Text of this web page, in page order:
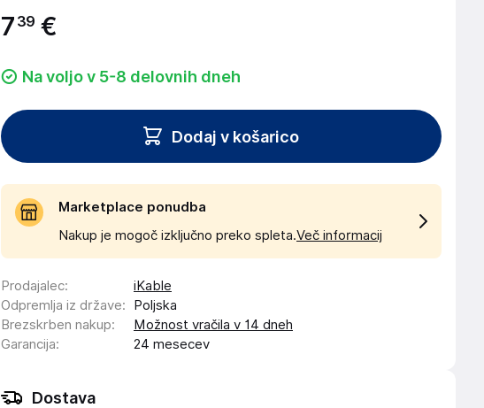
7 39 €
Na voljo v 5-8 delovnih dneh
Dodaj v košarico
Marketplace ponudba
Nakup je mogoč izključno preko spleta.Več informacij
Prodajalec:
iKable
Odpremlja iz države:
Poljska
Brezskrben nakup:
Možnost vračila v 14 dneh
Garancija: 24 mesecev
Dostava